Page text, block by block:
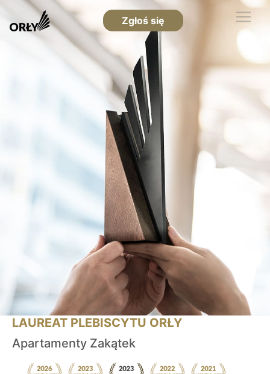
Zgłoś się
LAUREAT PLEBISCYTU ORŁY
Apartamenty Zakątek